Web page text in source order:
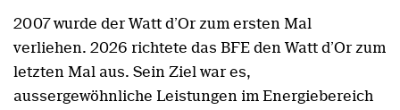
2007 wurde der Watt d’Or zum ersten Mal
verliehen. 2026 richtete das BFE den Watt d’Or zum
letzten Mal aus. Sein Ziel war es,
aussergewöhnliche Leistungen im Energiebereich